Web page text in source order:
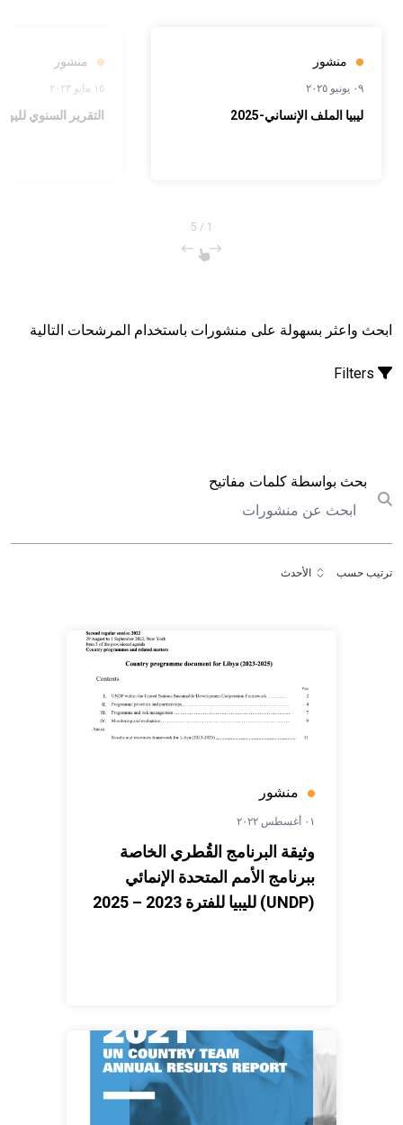
منشور
٠٩ يونيو ٢٠٢٥
ليبيا الملف الإنساني-2025
منشور
١٥ مايو ٢٠٢٣
التقرير السنوي
1
/
5
ابحث واعثر بسهولة على منشورات باستخدام المرشحات التالية
Submit search
بحث بواسطة كلمات مفاتيح
ترتيب حسب الأحدث
منشور
٠١ أغسطس ٢٠٢٢
وثيقة البرنامج القُطري الخاصة
ببرنامج الأمم المتحدة الإنمائي
(UNDP) لليبيا للفترة 2023 – 2025